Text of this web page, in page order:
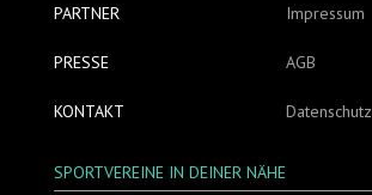
PARTNER
PRESSE
KONTAKT
Impressum
AGB
Datenschutz
SPORTVEREINE IN DEINER NÄHE